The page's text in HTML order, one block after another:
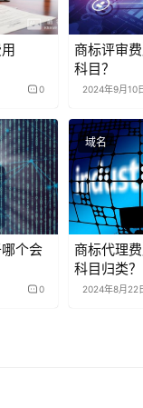
0
商标评审
科目？
2024年9月10
个会
0
域名
商标代理
科目归类？
2024年8月22